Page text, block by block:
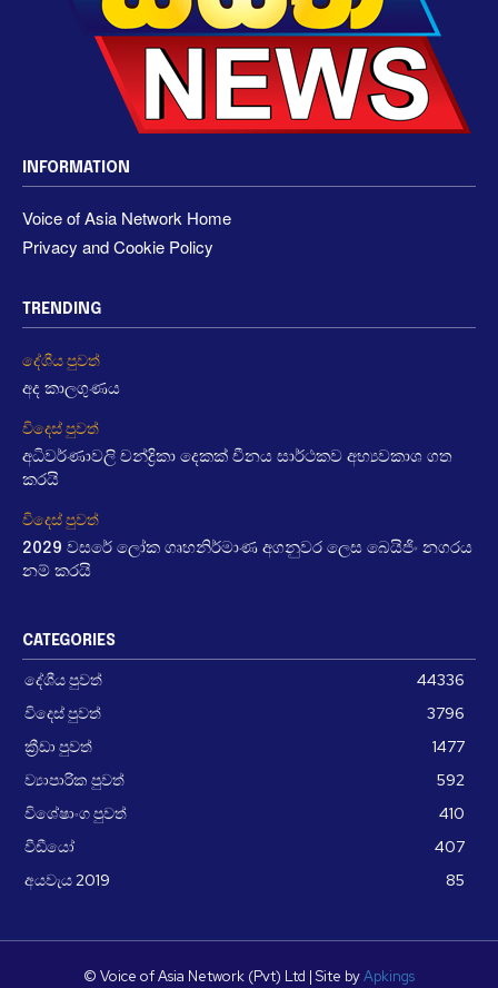
INFORMATION
Voice of Asia Network Home
Privacy and Cookie Policy
TRENDING
දේශීය පුවත්
අද කාලගුණය
විදෙස් පුවත්
අධිවර්ණාවලි චන්ද්‍රිකා දෙකක් චීනය සාර්ථකව අභ්‍යවකාශ ගත
කරයි
විදෙස් පුවත්
2029 වසරේ ලෝක ගෘහනිර්මාණ අගනුවර ලෙස බෙයිජිං නගරය
නම් කරයි
CATEGORIES
දේශීය පුවත්
44336
විදෙස් පුවත්
3796
ක්‍රීඩා පුවත්
1477
ව්‍යාපාරික පුවත්
592
විශේෂාංග පුවත්
410
වීඩීයෝ
407
අයවැය 2019
85
© Voice of Asia Network (Pvt) Ltd | Site byApkings